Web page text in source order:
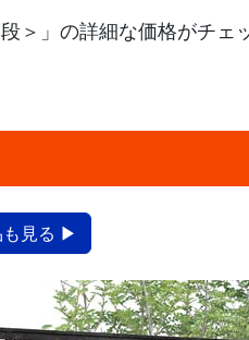
＞」の詳細な価格がチェ
も見る ▶